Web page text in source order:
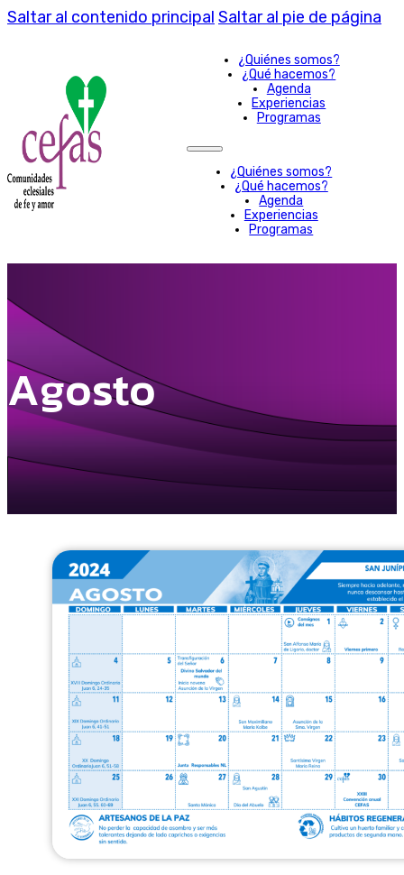
Saltar al contenido principal Saltar al pie de página
¿Quiénes somos?
¿Qué hacemos?
Agenda
Experiencias
Programas
¿Quiénes somos?
¿Qué hacemos?
Agenda
Experiencias
Programas
Agosto